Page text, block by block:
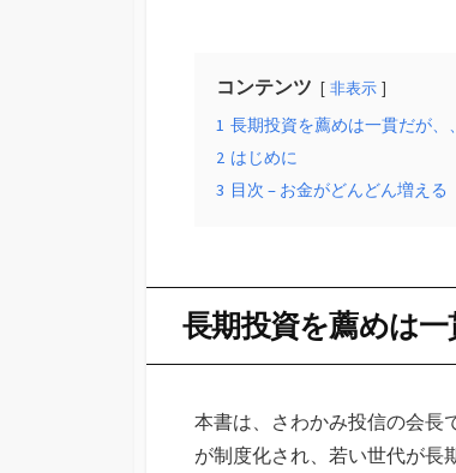
コンテンツ 非表示
1 長期投資を薦めは一貫だが、、
2 はじめに
3 目次 – お金がどんどん増え
長期投資を薦めは一
本書は、さわかみ投信の会長
が制度化され、若い世代が長